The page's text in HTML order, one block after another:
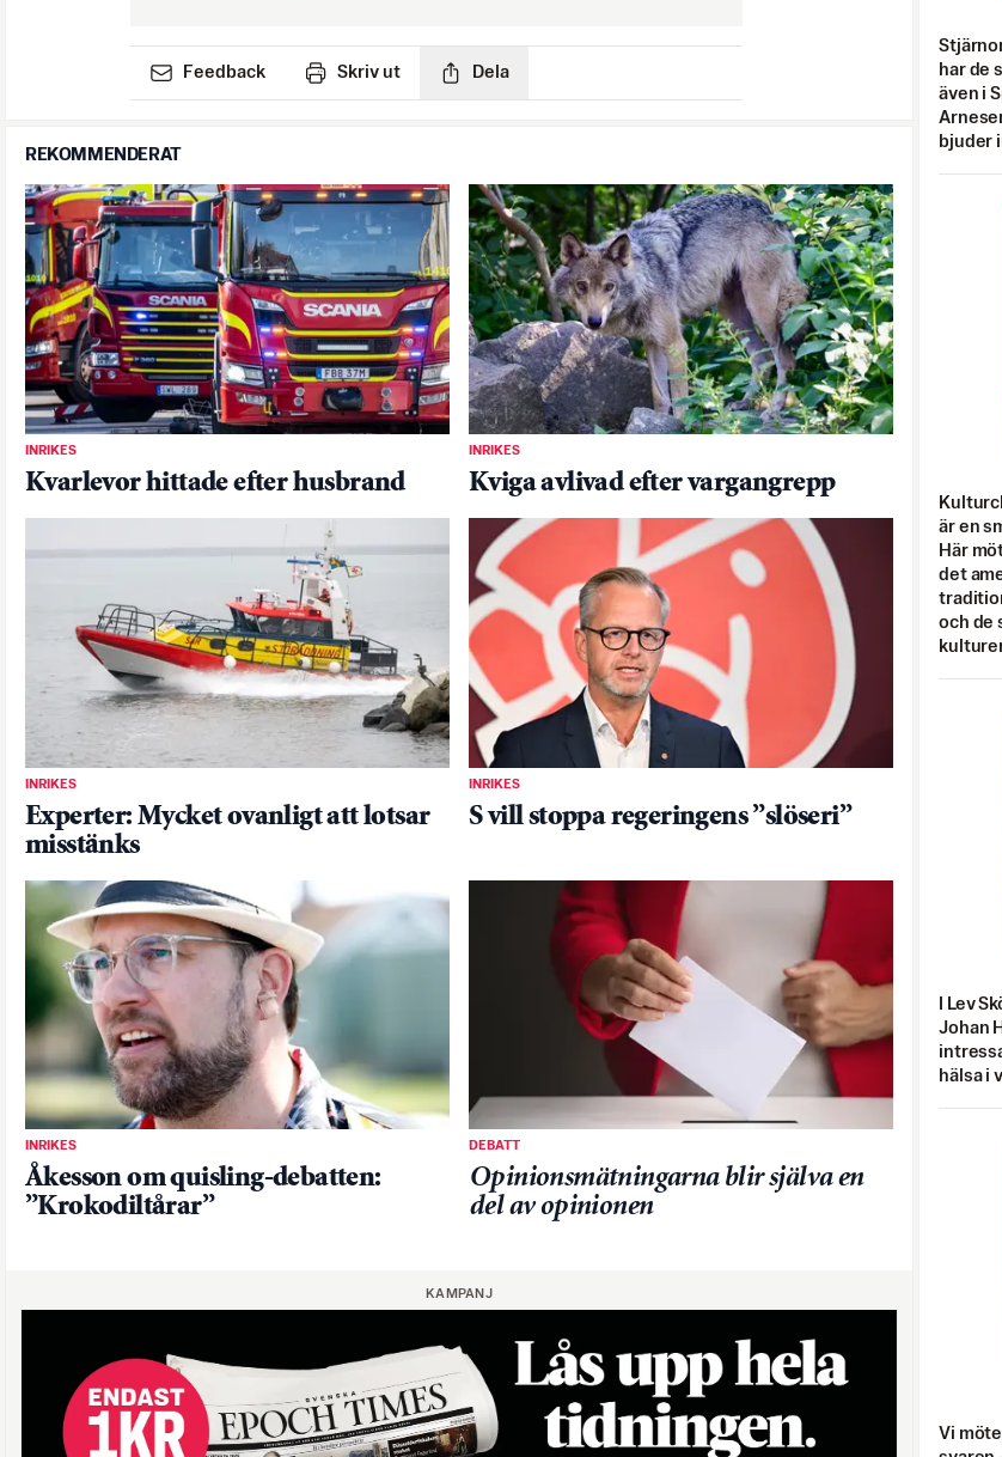
Feedback Skriv ut Dela
REKOMMENDERAT
INRIKES
Kvarlevor hittade efter husbrand
INRIKES
Kviga avlivad efter vargangrepp
INRIKES
Experter: Mycket ovanligt att lotsar
misstänks
INRIKES
S vill stoppa regeringens ”slöseri”
INRIKES
Åkesson om quisling-debatten:
”Krokodiltårar”
DEBATT
Opinionsmätningarna blir själva en
del av opinionen
KAMPANJ
har de
även i
bjuder
är en
Här
det
och de
I Lev
Johan
hälsa i
Vi